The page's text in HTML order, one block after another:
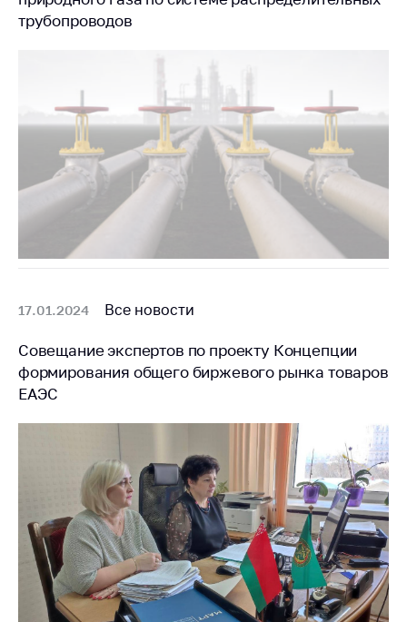
Торговля и услуги
Регулирование и
Защита прав
потребителей
Регулирование
рекламной
деятельности
Международное
сотрудничество
нетарифного
Биржевая торговля
Выставочная
Республике
Защита
персональных
данных
Новости
Обратиться в МАРТ
трубопроводов
17.01.2024 Все новости
Совещание экспертов по проекту Концепции
формирования общего биржевого рынка товаров
ЕАЭС